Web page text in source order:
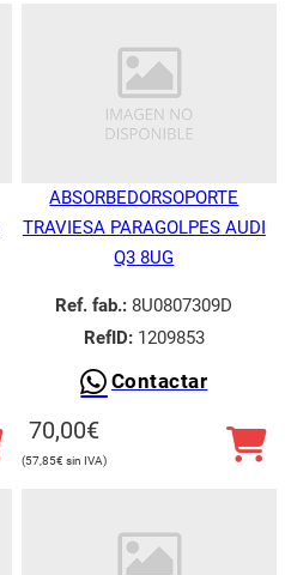
ABSORBEDORSOPORTE
TRAVIESA PARAGOLPES AUDI
Q3 8UG
Ref. fab.: 8U0807309D
RefID:1209853
Contactar
70,00€
57,85€